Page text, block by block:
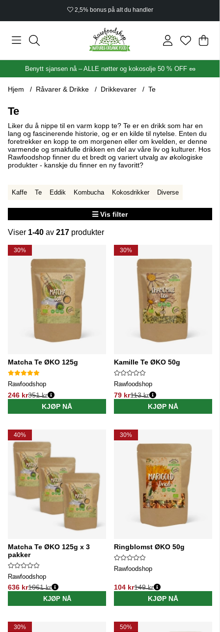
Økologisk sertifisert
.
Benytt sjansen nå – ALLE nøtter og kokosolje 50 % OFF 🥜
Hjem Råvarer & Drikke Drikkevarer Te
Te
Liker du å nippe til en varm kopp te? Te er en drikk som har en
lang og fascinerende historie, og er en kilde til nytelse. Enten du
foretrekker en kopp te om morgenen eller om kvelden, er denne
varmende og smakfulle drikken en del av våre liv og kulturer. Hos
Rawfoodshop finner du et bredt og variert utvalg av økologiske
produkter - kanskje du finner en ny favoritt?
Kaffe Te Eddik Kombucha Kokosdrikker Diverse
Vis filter
Viser 1-40 av 217 produkter
Produkter
30%
Matcha Te ØKO 125g
Rawfoodshop
246 kr
Vanlig pris:
351 kr
KJØP NÅ
30%
Kamille Te ØKO 50g
Rawfoodshop
79 kr
Vanlig pris:
113 kr
KJØP NÅ
40%
Matcha Te ØKO 125g x 3
pakker
Rawfoodshop
636 kr
Vanlig pris:
1061 kr
KJØP NÅ
30%
Ringblomst ØKO 50g
Rawfoodshop
104 kr
Vanlig pris:
149 kr
KJØP NÅ
30% 50%